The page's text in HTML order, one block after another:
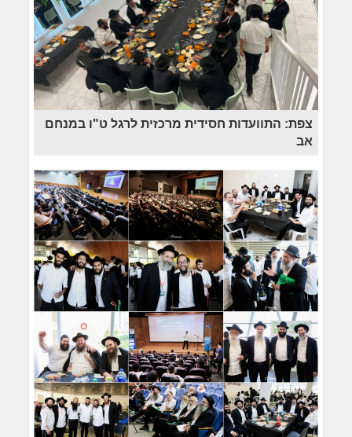
צפת: התוועדות חסידית מרכזית לרגל ט"ו במנחם
אב